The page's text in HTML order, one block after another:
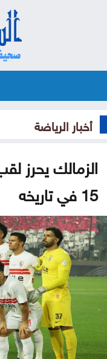
أخبار الرياضة
الزمالك يحرز
15 في تاريخه